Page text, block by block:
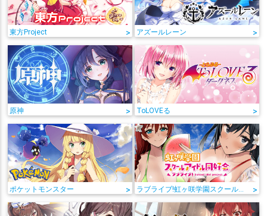
東方Project > アズールレーン >
原神 > ToLOVEる >
ポケットモンスター > ラブライブ!虹ヶ咲学園スクールアイドル同好会 >